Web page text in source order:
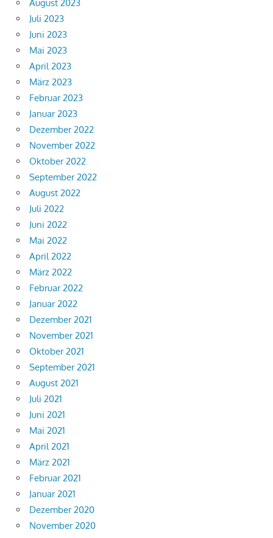
August 2023
Juli 2023
Juni 2023
Mai 2023
April 2023
März 2023
Februar 2023
Januar 2023
Dezember 2022
November 2022
Oktober 2022
September 2022
August 2022
Juli 2022
Juni 2022
Mai 2022
April 2022
März 2022
Februar 2022
Januar 2022
Dezember 2021
November 2021
Oktober 2021
September 2021
August 2021
Juli 2021
Juni 2021
Mai 2021
April 2021
März 2021
Februar 2021
Januar 2021
Dezember 2020
November 2020